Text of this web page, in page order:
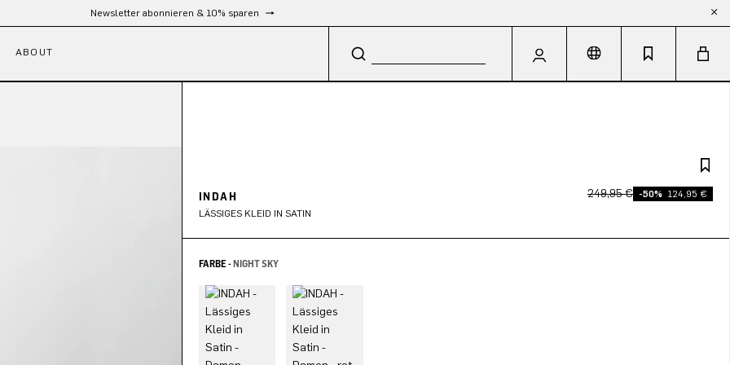
Kostenloser Versand ab 300 €
ABOUT
INDAH
LÄSSIGES KLEID IN SATIN
249,95 € -50% 124,95 €
FARBE -NIGHT SKY